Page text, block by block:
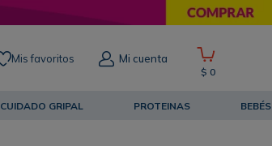
Mis favoritos Mi cuenta
$ 0
CUIDADO GRIPAL PROTEINAS BEBÉS